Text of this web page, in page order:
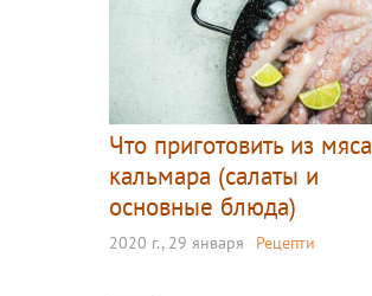
Что приготовить из мяса
кальмара (салаты и
основные блюда)
2020 г., 29 января Рецепти